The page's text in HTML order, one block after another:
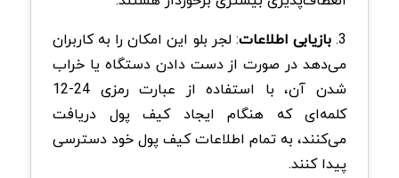
3. بازیابی اطلاعات: لجر بلو این امکان را به کاربران
می‌دهد در صورت از دست دادن دستگاه یا خراب
شدن آن، با استفاده از عبارت رمزی 24-12
کلمه‌ای که هنگام ایجاد کیف پول دریافت
می‌کنند، به تمام اطلاعات کیف پول خود دسترسی
پیدا کنند.